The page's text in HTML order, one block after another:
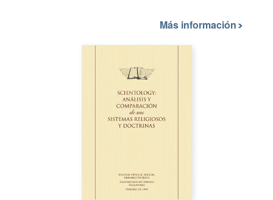
Más información